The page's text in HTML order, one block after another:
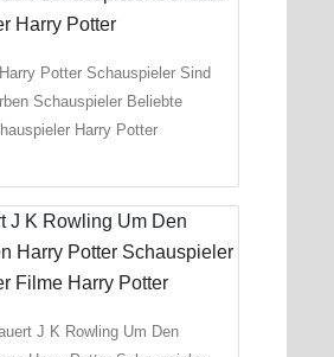
Potter Schauspieler Sind
Schauspieler Beliebte
Harry Potter
J K Rowling Um Den